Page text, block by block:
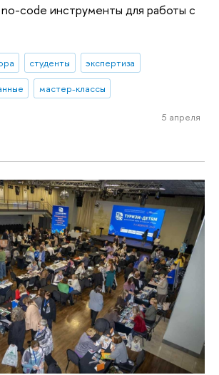
code инструменты для работы с
студенты
экспертиза
мастер-классы
5 апреля